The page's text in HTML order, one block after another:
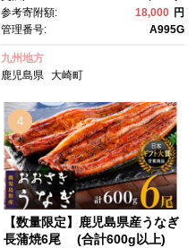
鮮 うな重 蒲焼 訳あり ギフ
ト 人気 おすすめ 鹿児島県 大崎
町 大隅半島 A995G 【会員限定
のお礼の品】【うなぎ蒲焼 国
産 うなぎ unagi 鰻 ウナギ う
なぎ蒲焼】
参考寄附額:
18,000 円
管理番号:
A995G
九州地方
鹿児島県 大崎町
4
【数量限定】鹿児島県産うなぎ
長蒲焼6尾 (合計600g以上)